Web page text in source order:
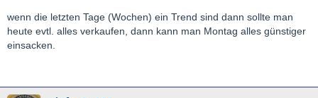
wenn die letzten Tage (Wochen) ein Trend sind dann sollte man
heute evtl. alles verkaufen, dann kann man Montag alles günstiger
einsacken.